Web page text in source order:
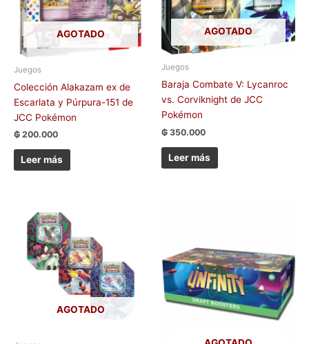
AGOTADO
Juegos
Colección Alakazam ex de
Escarlata y Púrpura-151 de
JCC Pokémon
₲ 200.000
Leer más
AGOTADO
Juegos
Baraja Combate V: Lycanroc
vs. Corviknight de JCC
Pokémon
₲ 350.000
Leer más
AGOTADO
variantes.
Las
opciones